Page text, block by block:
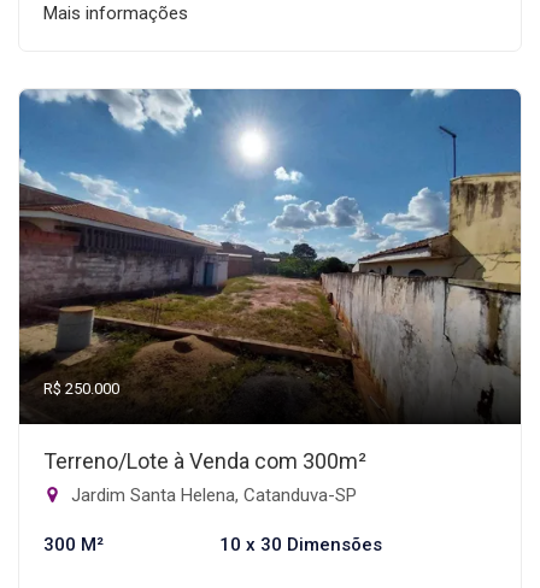
Mais informações
R$ 250.000
Terreno/Lote à Venda com 300m²
Jardim Santa Helena, Catanduva-SP
300 M² 10 x 30 Dimensões